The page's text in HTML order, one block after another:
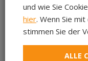
und wie Sie
hier. Wenn Sie
stimmen Sie der
ALLE